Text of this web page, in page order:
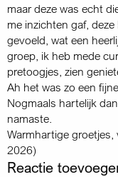
maar deze was echt
me inzichten gaf,
gevoeld, wat een
groep, ik heb mede
pretoogjes, zien
Ah het was zo een
Nogmaals hartelijk
namaste.
Warmhartige
2026)
Reactie